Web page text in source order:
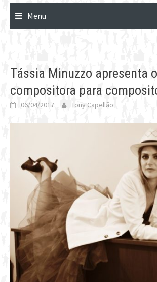
Menu
Tássia Minuzzo apresenta
compositora para
06/04/2017 Tony Capellão